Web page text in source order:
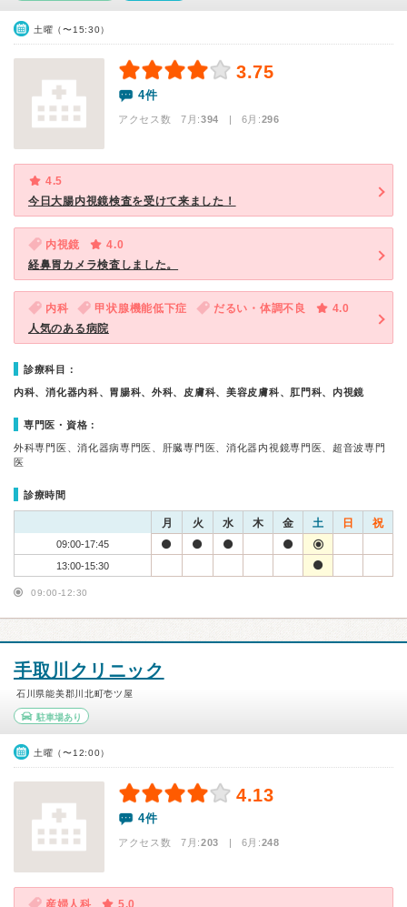
土曜（〜15:30）
3.75
4件
アクセス数 7月:394 | 6月:296
4.5
今日大腸内視鏡検査を受けて来ました！
内視鏡
4.0
経鼻胃カメラ検査しました。
内科 甲状腺機能低下症 だるい・体調不良
4.0
人気のある病院
診療科目：
内科、消化器内科、胃腸科、外科、皮膚科、美容皮膚科、肛門科、内視鏡
専門医・資格：
外科専門医、消化器病専門医、肝臓専門医、消化器内視鏡専門医、超音波専門
医
診療時間
月 火 水 木 金 土 日 祝
09:00-17:45
13:00-15:30
09:00-12:30
手取川クリニック
石川県能美郡川北町壱ツ屋
駐車場あり
土曜（〜12:00）
4.13
4件
アクセス数 7月:203 | 6月:248
産婦人科 5.0